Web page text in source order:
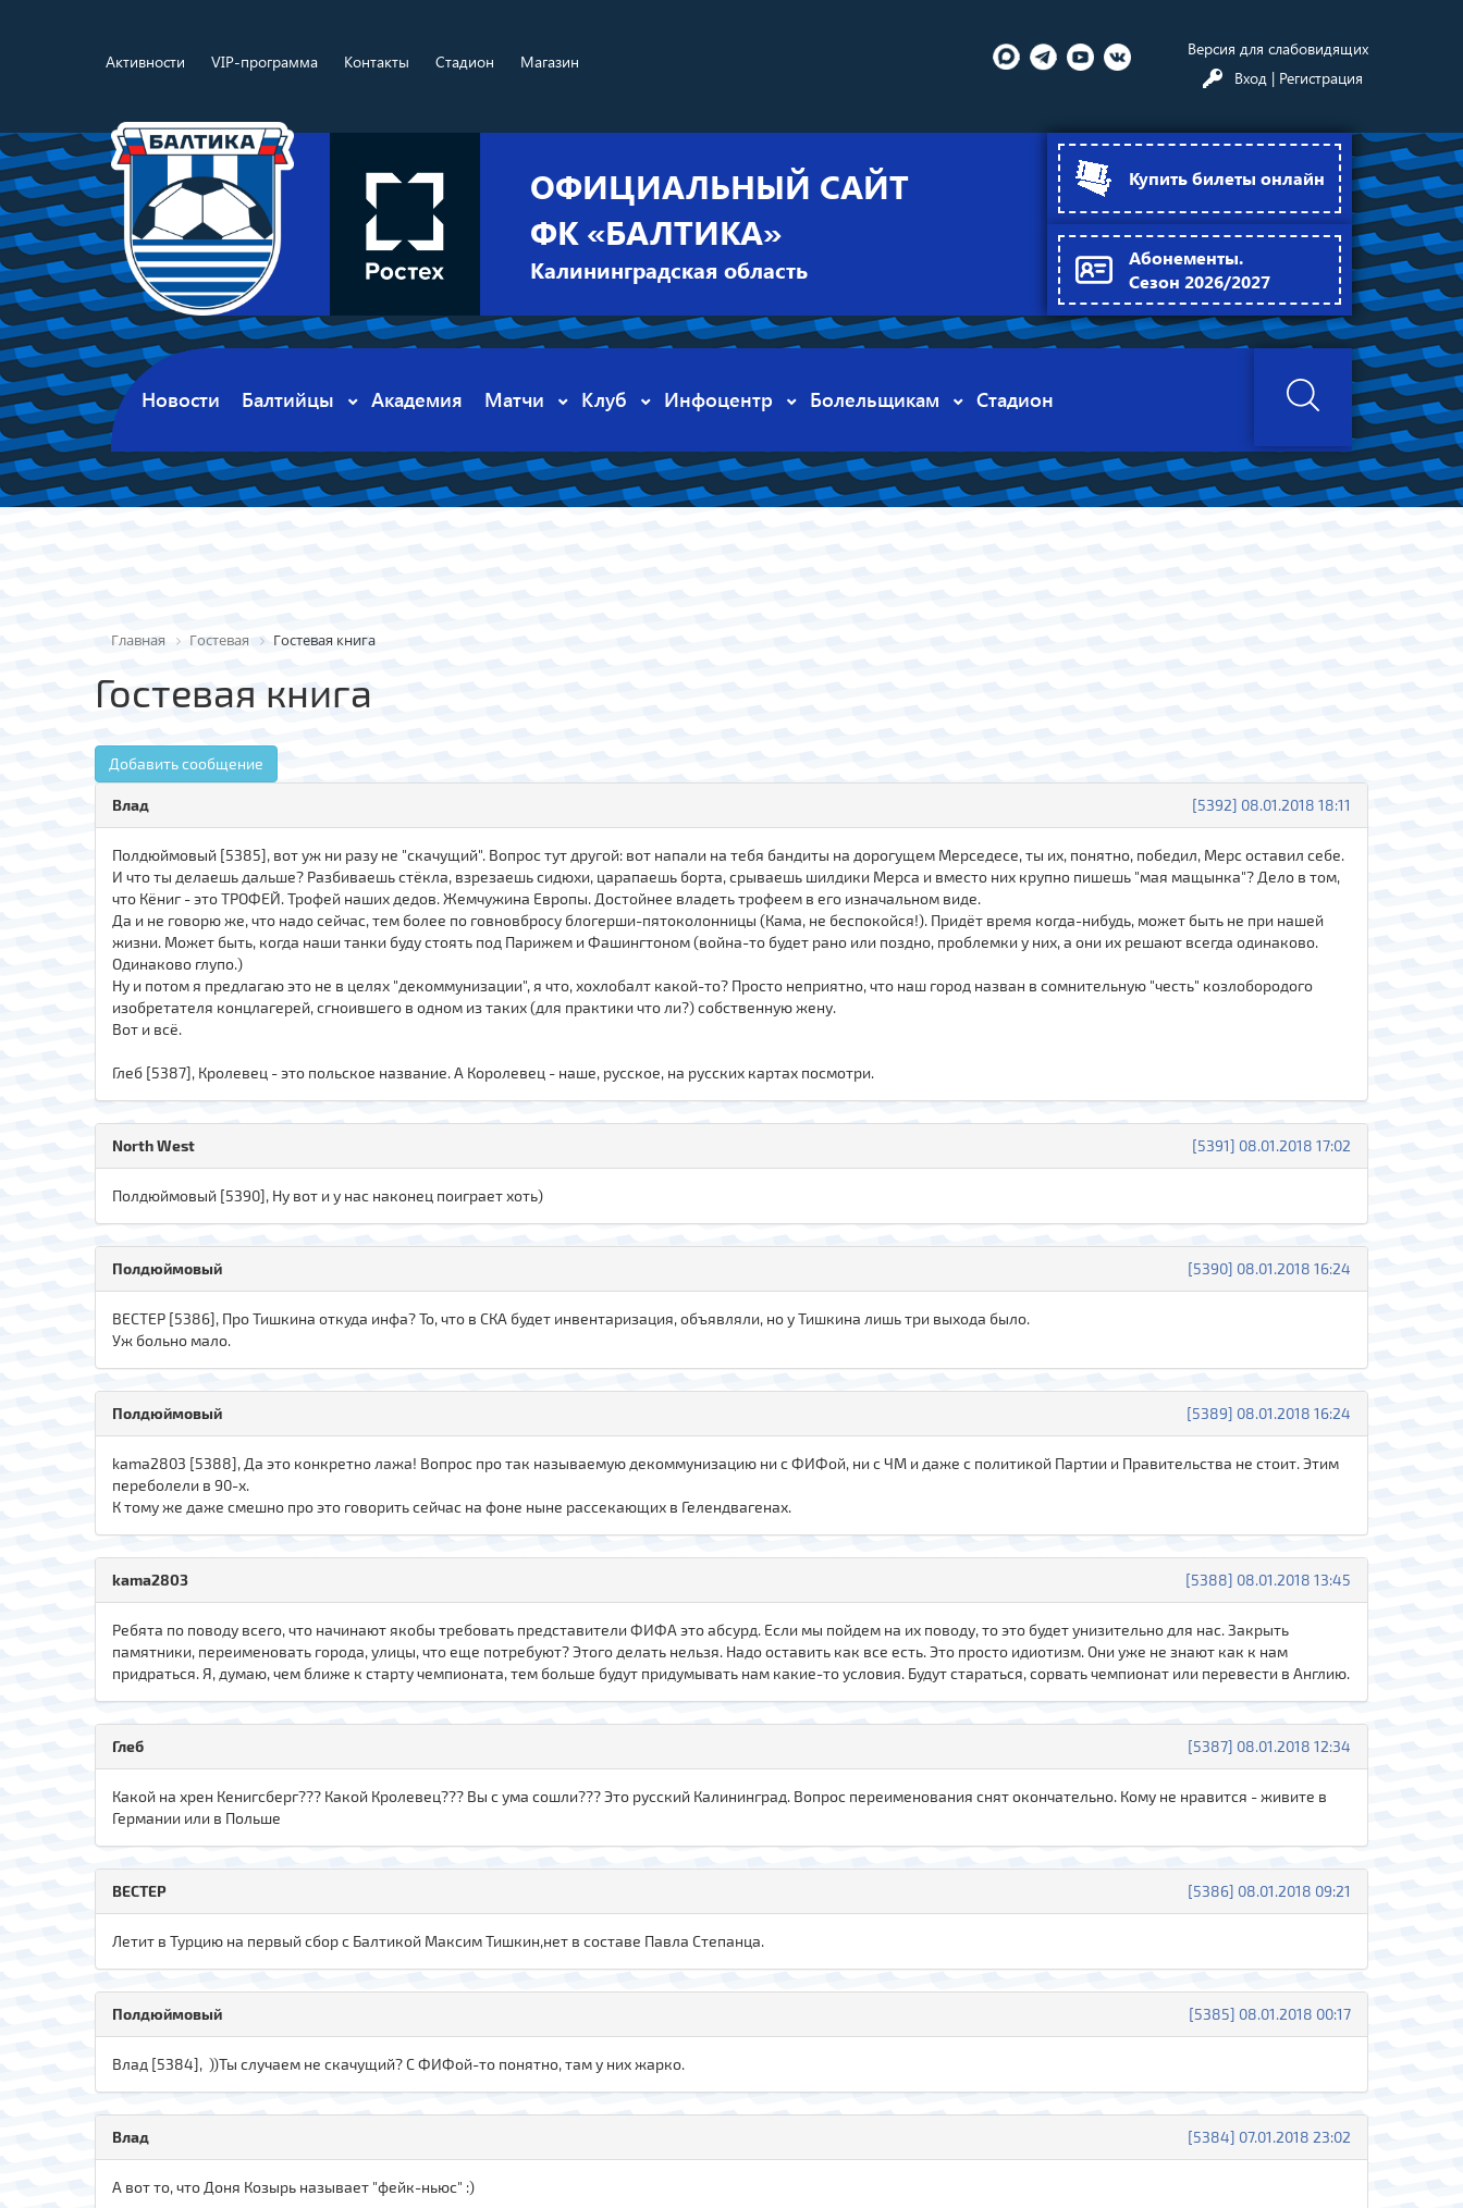
Активности VIP-программа Контакты Стадион Магазин
Версия для слабовидящих
Вход | Регистрация
ОФИЦИАЛЬНЫЙ САЙТ
ФК «БАЛТИКА»
Калининградская область
Купить билеты онлайн
Абонементы.
Сезон 2026/2027
Новости Балтийцы Академия Матчи Клуб Инфоцентр Болельщикам Стадион
Главная Гостевая Гостевая книга
Гостевая книга
Добавить сообщение
[5392] 08.01.2018 18:11
Влад
Полдюймовый [5385], вот уж ни разу не "скачущий". Вопрос тут другой: вот напали на тебя бандиты на дорогущем Мерседесе, ты их, понятно, победил, Мерс оставил себе.
И что ты делаешь дальше? Разбиваешь стёкла, взрезаешь сидюхи, царапаешь борта, срываешь шилдики Мерса и вместо них крупно пишешь "мая мащынка"? Дело в том,
что Кёниг - это ТРОФЕЙ. Трофей наших дедов. Жемчужина Европы. Достойнее владеть трофеем в его изначальном виде.
Да и не говорю же, что надо сейчас, тем более по говновбросу блогерши-пятоколонницы (Кама, не беспокойся!). Придёт время когда-нибудь, может быть не при нашей
жизни. Может быть, когда наши танки буду стоять под Парижем и Фашингтоном (война-то будет рано или поздно, проблемки у них, а они их решают всегда одинаково.
Одинаково глупо.)
Ну и потом я предлагаю это не в целях "декоммунизации", я что, хохлобалт какой-то? Просто неприятно, что наш город назван в сомнительную "честь" козлобородого
изобретателя концлагерей, сгноившего в одном из таких (для практики что ли?) собственную жену.
Вот и всё.
Глеб [5387], Кролевец - это польское название. А Королевец - наше, русское, на русских картах посмотри.
[5391] 08.01.2018 17:02
North West
Полдюймовый [5390], Ну вот и у нас наконец поиграет хоть)
[5390] 08.01.2018 16:24
Полдюймовый
ВЕСТЕР [5386], Про Тишкина откуда инфа? То, что в СКА будет инвентаризация, объявляли, но у Тишкина лишь три выхода было.
Уж больно мало.
[5389] 08.01.2018 16:24
Полдюймовый
kama2803 [5388], Да это конкретно лажа! Вопрос про так называемую декоммунизацию ни с ФИФой, ни с ЧМ и даже с политикой Партии и Правительства не стоит. Этим
переболели в 90-х.
К тому же даже смешно про это говорить сейчас на фоне ныне рассекающих в Гелендвагенах.
[5388] 08.01.2018 13:45
kama2803
Ребята по поводу всего, что начинают якобы требовать представители ФИФА это абсурд. Если мы пойдем на их поводу, то это будет унизительно для нас. Закрыть
памятники, переименовать города, улицы, что еще потребуют? Этого делать нельзя. Надо оставить как все есть. Это просто идиотизм. Они уже не знают как к нам
придраться. Я, думаю, чем ближе к старту чемпионата, тем больше будут придумывать нам какие-то условия. Будут стараться, сорвать чемпионат или перевести в Англию.
[5387] 08.01.2018 12:34
Глеб
Какой на хрен Кенигсберг??? Какой Кролевец??? Вы с ума сошли??? Это русский Калининград. Вопрос переименования снят окончательно. Кому не нравится - живите в
Германии или в Польше
[5386] 08.01.2018 09:21
ВЕСТЕР
Летит в Турцию на первый сбор с Балтикой Максим Тишкин,нет в составе Павла Степанца.
[5385] 08.01.2018 00:17
Полдюймовый
Влад [5384], ))Ты случаем не скачущий? С ФИФой-то понятно, там у них жарко.
[5384] 07.01.2018 23:02
Влад
А вот то, что Доня Козырь называет "фейк-ньюс" :)